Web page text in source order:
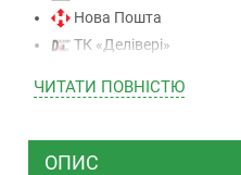
Нова Пошта
ТК «Делівері»
ТК “Justin”
ТК ”УкрПошта”
ЧИТАТИ ПОВНIСТЮ
ОПИС